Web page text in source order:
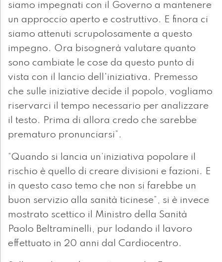
siamo impegnati con il Governo a mantenere
un approccio aperto e costruttivo. E finora ci
siamo attenuti scrupolosamente a questo
impegno. Ora bisognerà valutare quanto
sono cambiate le cose da questo punto di
vista con il lancio dell'iniziativa. Premesso
che sulle iniziative decide il popolo, vogliamo
riservarci il tempo necessario per analizzare
il testo. Prima di allora credo che sarebbe
prematuro pronunciarsi”.
“Quando si lancia un’iniziativa popolare il
rischio è quello di creare divisioni e fazioni. E
in questo caso temo che non si farebbe un
buon servizio alla sanità ticinese”, si è invece
mostrato scettico il Ministro della Sanità
Paolo Beltraminelli, pur lodando il lavoro
effettuato in 20 anni dal Cardiocentro.